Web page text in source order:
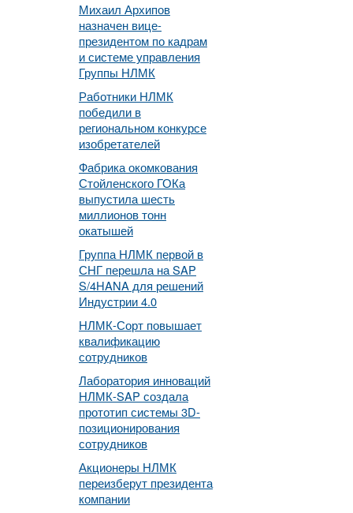
Михаил Архипов
назначен вице-
президентом по кадрам
и системе управления
Группы НЛМК
Работники НЛМК
победили в
региональном конкурсе
изобретателей
Фабрика окомкования
Стойленского ГОКа
выпустила шесть
миллионов тонн
окатышей
Группа НЛМК первой в
СНГ перешла на SAP
S/4HANA для решений
Индустрии 4.0
НЛМК-Сорт повышает
квалификацию
сотрудников
Лаборатория инноваций
НЛМК-SAP создала
прототип системы 3D-
позиционирования
сотрудников
Акционеры НЛМК
переизберут президента
компании